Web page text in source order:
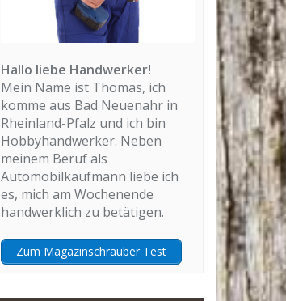
Hallo liebe Handwerker!
Mein Name ist Thomas, ich
komme aus Bad Neuenahr in
Rheinland-Pfalz und ich bin
Hobbyhandwerker. Neben
meinem Beruf als
Automobilkaufmann liebe ich
es, mich am Wochenende
handwerklich zu betätigen.
Zum Magazinschrauber Test